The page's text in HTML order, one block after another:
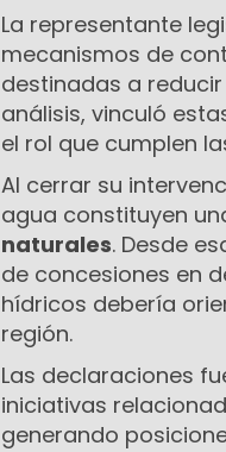
La representante
mecanismos de
destinadas a
análisis, vinculó
el rol que cumplen
Al cerrar su
agua constituyen
naturales. Desde
de concesiones en
hídricos debería
región.
Las declaraciones
iniciativas
generando